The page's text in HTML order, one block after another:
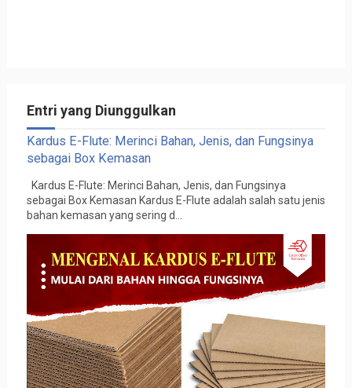
Entri yang Diunggulkan
Kardus E-Flute: Merinci Bahan, Jenis, dan Fungsinya
sebagai Box Kemasan
Kardus E-Flute: Merinci Bahan, Jenis, dan Fungsinya
sebagai Box Kemasan Kardus E-Flute adalah salah satu jenis
bahan kemasan yang sering d...